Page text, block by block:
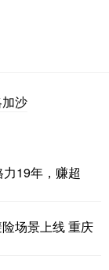
沙
19年，赚超
场景上线 重庆